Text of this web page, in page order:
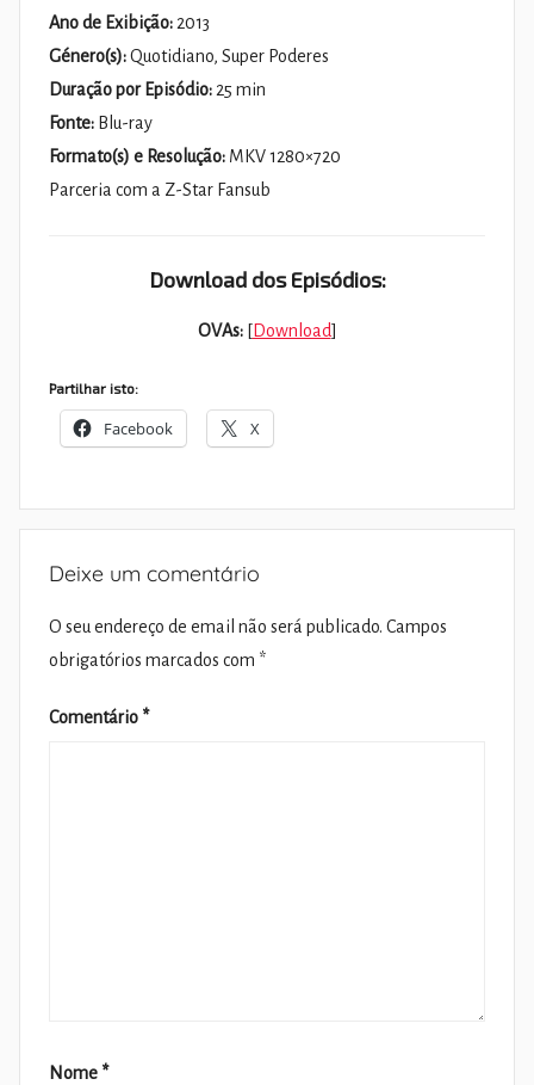
Ano de Exibição: 2013
Género(s):Quotidiano, Super Poderes
Duração por Episódio: 25 min
Fonte: Blu-ray
Formato(s) e Resolução: MKV 1280×720
Parceria com a Z-Star Fansub
Download dos Episódios:
OVAs:[Download]
Partilhar isto:
Facebook X
Deixe um comentário
O seu endereço de email não será publicado. Campos
obrigatórios marcados com *
Comentário *
Nome *